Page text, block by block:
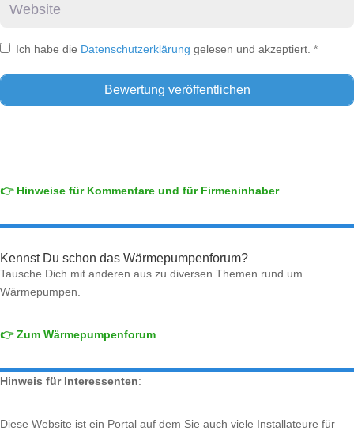
Ich habe die Datenschutzerklärung gelesen und akzeptiert. *
👉 Hinweise für Kommentare und für Firmeninhaber
Kennst Du schon das Wärmepumpenforum?
Tausche Dich mit anderen aus zu diversen Themen rund um
Wärmepumpen.
👉 Zum Wärmepumpenforum
Hinweis für Interessenten:
Diese Website ist ein Portal auf dem Sie auch viele Installateure für